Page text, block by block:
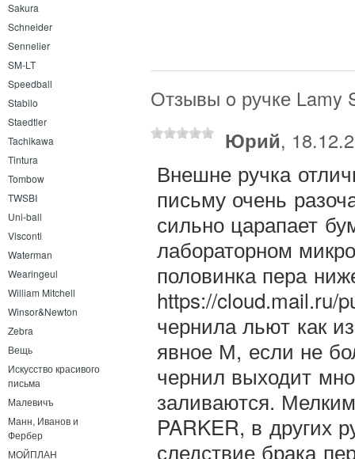
Sakura
Schneider
Sennelier
SM-LT
Speedball
Stabilo
Staedtler
Tachikawa
Tintura
Tombow
TWSBI
Uni-ball
Visconti
Waterman
Wearingeul
William Mitchell
Winsor&Newton
Zebra
Вещь
Искусство красивого
письма
Малевичъ
Манн, Иванов и
Фербер
МОЙПЛАН
Отзывы o ручке Lamy
Юрий,
Внешне ручка
письму очень
сильно царапает
лабораторном
половинка пера
https://cloud.mail.ru/
чернила льют как
явное М, если не
чернил выходит
заливаются.
PARKER, в других
следствие брака